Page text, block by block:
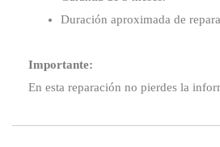
Duración aproximada de
Importante:
En esta reparación no pierdes la